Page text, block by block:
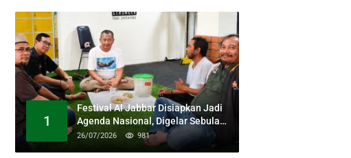
1
Festival Al Jabbar Disiapkan Jadi
Agenda Nasional, Digelar Sebulan
Penuh di Kawasan Masjid Raya Al
26/07/2026 981